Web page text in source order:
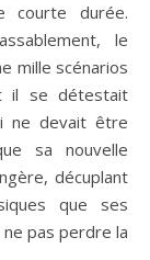
courte durée.
le
mille scénarios
il se détestait
ne devait être
sa nouvelle
décuplant
que ses
pas perdre la